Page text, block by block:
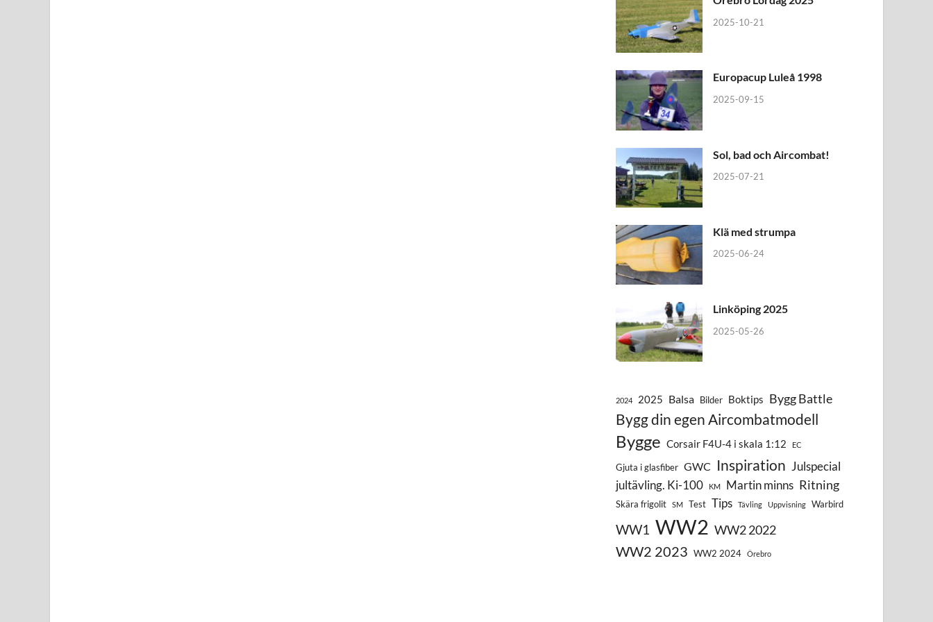
2025-10-21
Europacup Luleå 1998
2025-09-15
Sol, bad och Aircombat!
2025-07-21
Klä med strumpa
2025-06-24
Linköping 2025
2025-05-26
2024 2025 Balsa Bilder Boktips Bygg Battle
Bygg din egen Aircombatmodell
Bygge Corsair F4U-4 i skala 1:12 EC
Gjuta i glasfiber GWC Inspiration Julspecial
jultävling. Ki-100
KM Martin minns Ritning
Skära frigolit SM Test Tips Tävling Uppvisning Warbird
WW1 WW2 WW2 2022
WW2 2023 WW2 2024 Örebro